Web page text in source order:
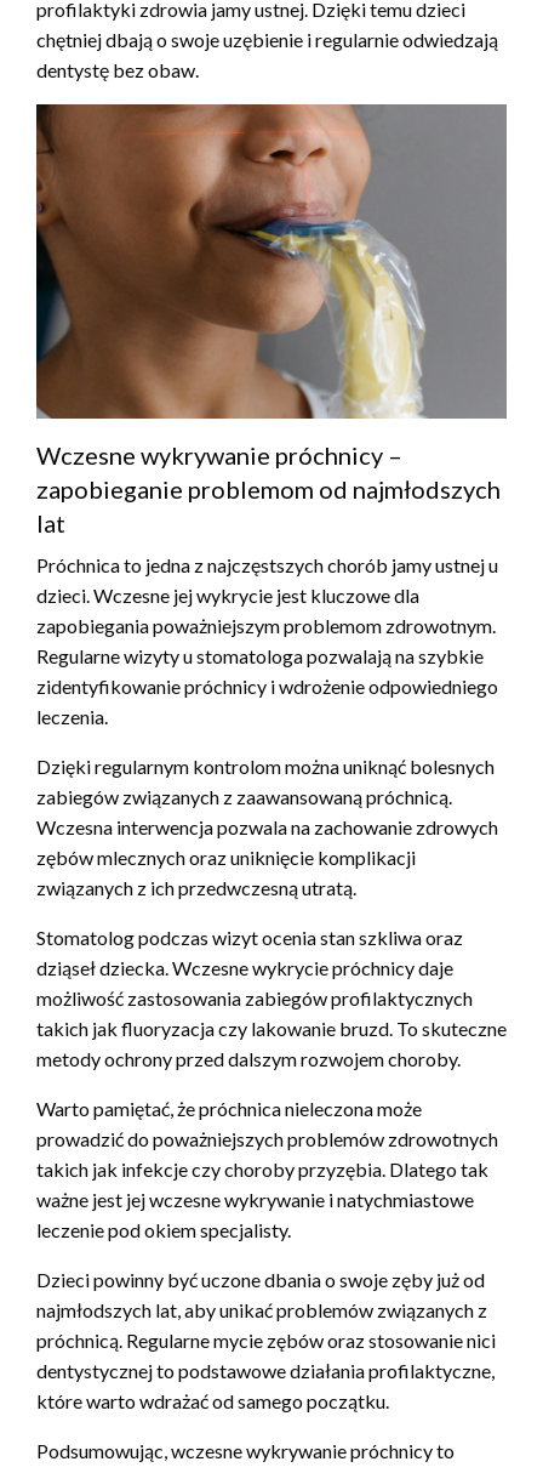
profilaktyki zdrowia jamy ustnej. Dzięki temu dzieci
chętniej dbają o swoje uzębienie i regularnie odwiedzają
dentystę bez obaw.
Wczesne wykrywanie próchnicy –
zapobieganie problemom od najmłodszych
lat
Próchnica to jedna z najczęstszych chorób jamy ustnej u
dzieci. Wczesne jej wykrycie jest kluczowe dla
zapobiegania poważniejszym problemom zdrowotnym.
Regularne wizyty u stomatologa pozwalają na szybkie
zidentyfikowanie próchnicy i wdrożenie odpowiedniego
leczenia.
Dzięki regularnym kontrolom można uniknąć bolesnych
zabiegów związanych z zaawansowaną próchnicą.
Wczesna interwencja pozwala na zachowanie zdrowych
zębów mlecznych oraz uniknięcie komplikacji
związanych z ich przedwczesną utratą.
Stomatolog podczas wizyt ocenia stan szkliwa oraz
dziąseł dziecka. Wczesne wykrycie próchnicy daje
możliwość zastosowania zabiegów profilaktycznych
takich jak fluoryzacja czy lakowanie bruzd. To skuteczne
metody ochrony przed dalszym rozwojem choroby.
Warto pamiętać, że próchnica nieleczona może
prowadzić do poważniejszych problemów zdrowotnych
takich jak infekcje czy choroby przyzębia. Dlatego tak
ważne jest jej wczesne wykrywanie i natychmiastowe
leczenie pod okiem specjalisty.
Dzieci powinny być uczone dbania o swoje zęby już od
najmłodszych lat, aby unikać problemów związanych z
próchnicą. Regularne mycie zębów oraz stosowanie nici
dentystycznej to podstawowe działania profilaktyczne,
które warto wdrażać od samego początku.
Podsumowując, wczesne wykrywanie próchnicy to